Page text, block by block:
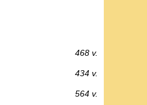
468 v.
434 v.
564 v.